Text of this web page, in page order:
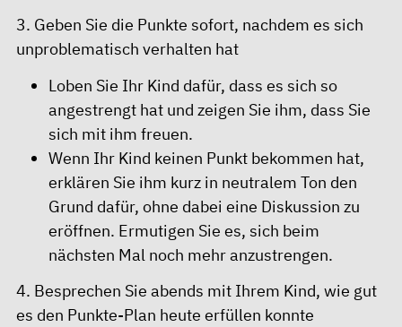
3. Geben Sie die Punkte sofort, nachdem es sich
unproblematisch verhalten hat
Loben Sie Ihr Kind dafür, dass es sich so
angestrengt hat und zeigen Sie ihm, dass Sie
sich mit ihm freuen.
Wenn Ihr Kind keinen Punkt bekommen hat,
erklären Sie ihm kurz in neutralem Ton den
Grund dafür, ohne dabei eine Diskussion zu
eröffnen. Ermutigen Sie es, sich beim
nächsten Mal noch mehr anzustrengen.
4. Besprechen Sie abends mit Ihrem Kind, wie gut
es den Punkte-Plan heute erfüllen konnte